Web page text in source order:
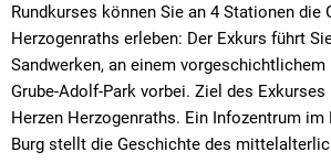
Rundkurses können Sie an 4 Stationen die
Herzogenraths erleben: Der Exkurs führt
Sandwerken, an einem vorgeschichtlichem
Grube-Adolf-Park vorbei. Ziel des
Herzen Herzogenraths. Ein Infozentrum
Burg stellt die Geschichte des